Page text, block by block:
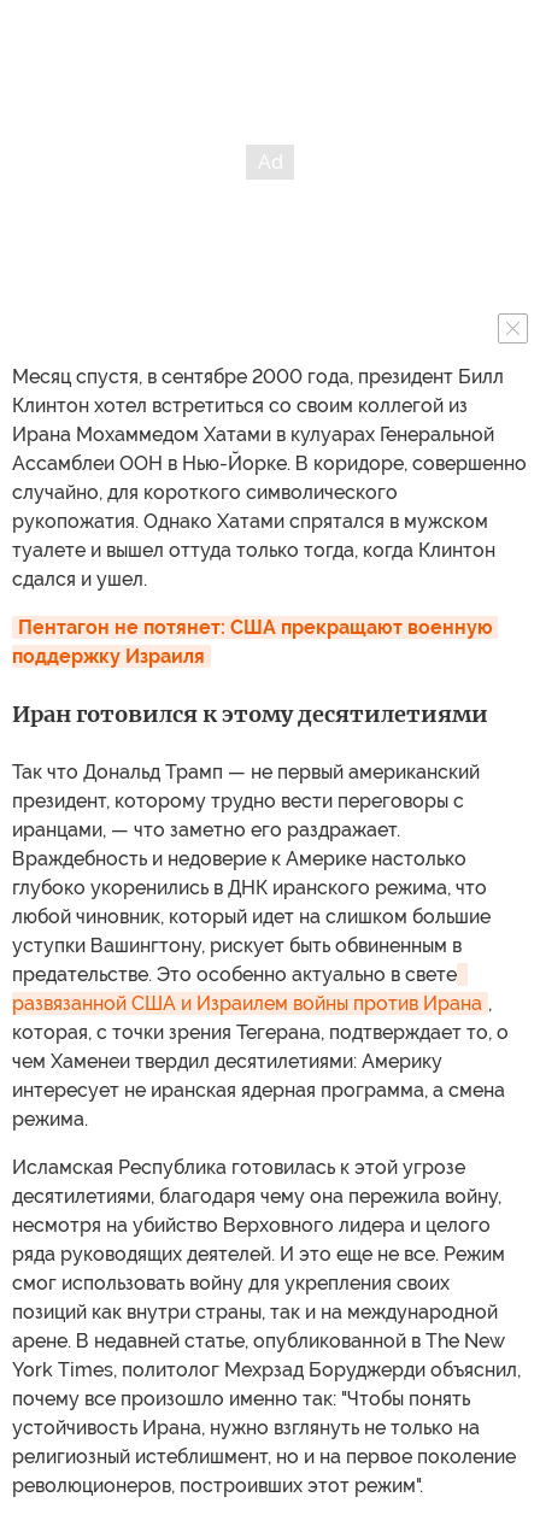
Месяц спустя, в сентябре 2000 года, президент Билл
Клинтон хотел встретиться со своим коллегой из
Ирана Мохаммедом Хатами в кулуарах Генеральной
Ассамблеи ООН в Нью-Йорке. В коридоре, совершенно
случайно, для короткого символического
рукопожатия. Однако Хатами спрятался в мужском
туалете и вышел оттуда только тогда, когда Клинтон
сдался и ушел.
Пентагон не потянет: США прекращают военную
поддержку Израиля
Иран готовился к этому десятилетиями
Так что Дональд Трамп — не первый американский
президент, которому трудно вести переговоры с
иранцами, — что заметно его раздражает.
Враждебность и недоверие к Америке настолько
глубоко укоренились в ДНК иранского режима, что
любой чиновник, который идет на слишком большие
уступки Вашингтону, рискует быть обвиненным в
предательстве. Это особенно актуально в свете
развязанной США и Израилем войны против Ирана ,
которая, с точки зрения Тегерана, подтверждает то, о
чем Хаменеи твердил десятилетиями: Америку
интересует не иранская ядерная программа, а смена
режима.
Исламская Республика готовилась к этой угрозе
десятилетиями, благодаря чему она пережила войну,
несмотря на убийство Верховного лидера и целого
ряда руководящих деятелей. И это еще не все. Режим
смог использовать войну для укрепления своих
позиций как внутри страны, так и на международной
арене. В недавней статье, опубликованной в The New
York Times, политолог Мехрзад Боруджерди объяснил,
почему все произошло именно так: "Чтобы понять
устойчивость Ирана, нужно взглянуть не только на
религиозный истеблишмент, но и на первое поколение
революционеров, построивших этот режим".